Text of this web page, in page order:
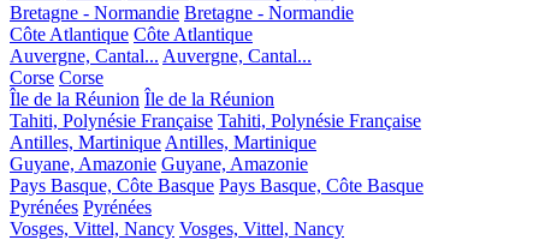
Bretagne - Normandie Bretagne - Normandie
Côte Atlantique Côte Atlantique
Auvergne, Cantal... Auvergne, Cantal...
Corse Corse
Île de la Réunion Île de la Réunion
Tahiti, Polynésie Française Tahiti, Polynésie Française
Antilles, Martinique Antilles, Martinique
Guyane, Amazonie Guyane, Amazonie
Pays Basque, Côte Basque Pays Basque, Côte Basque
Pyrénées Pyrénées
Vosges, Vittel, Nancy Vosges, Vittel, Nancy